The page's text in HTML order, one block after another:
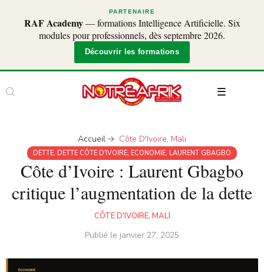
PARTENAIRE
RAF Academy— formations Intelligence Artificielle. Six
modules pour professionnels, dès septembre 2026.
Découvrir les formations
Accueil Côte D'Ivoire, Mali
DETTE, DETTE CÔTE D'IVOIRE, ECONOMIE, LAURENT GBAGBO
Côte d’Ivoire : Laurent Gbagbo
critique l’augmentation de la dette
CÔTE D'IVOIRE, MALI
Publié le janvier 27, 2025